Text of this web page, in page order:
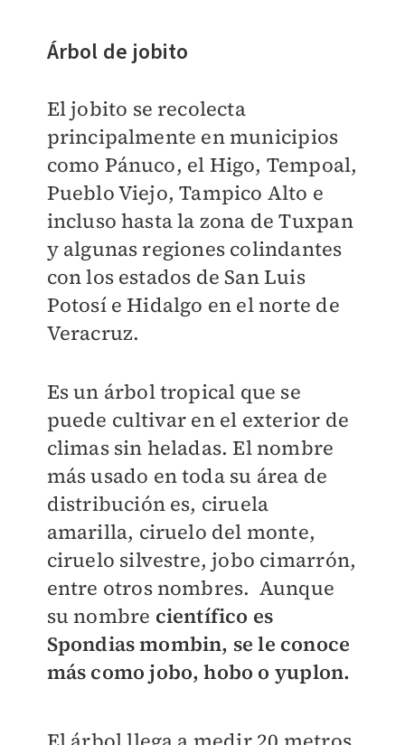
Árbol de jobito
El jobito se recolecta
principalmente en municipios
como Pánuco, el Higo, Tempoal,
Pueblo Viejo, Tampico Alto e
incluso hasta la zona de Tuxpan
y algunas regiones colindantes
con los estados de San Luis
Potosí e Hidalgo en el norte de
Veracruz.
Es un árbol tropical que se
puede cultivar en el exterior de
climas sin heladas. El nombre
más usado en toda su área de
distribución es, ciruela
amarilla, ciruelo del monte,
ciruelo silvestre, jobo cimarrón,
entre otros nombres. Aunque
su nombre científico es
Spondias mombin, se le conoce
más como jobo, hobo o yuplon.